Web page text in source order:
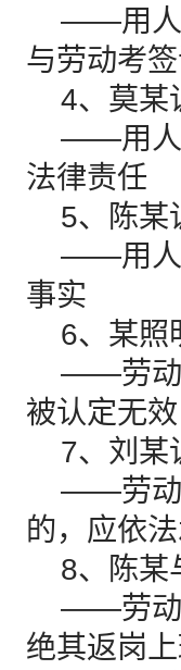
——用人
与劳动考
4、莫某
——用人
法律责任
5、陈某
——用人
事实
6、某照
——劳动
被认定无效
7、刘某
——劳动
的，应依
8、陈某
——劳动
绝其返岗